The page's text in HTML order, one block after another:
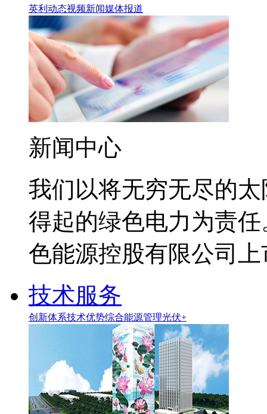
英利动态视频新闻媒体报道
新闻中心
我们以将无穷无尽的
得起的绿色电力为责
色能源控股有限公司
技术服务
创新体系技术优势综合能源管理光伏+